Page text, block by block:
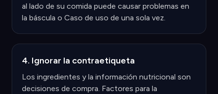
al lado de su comida puede causar problemas en
la báscula o Caso de uso de una sola vez.
4. Ignorar la contraetiqueta
Los ingredientes y la información nutricional son
decisiones de compra. Factores para la